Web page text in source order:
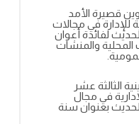
قصيرة الأمد
للإدارة في مجالات
لفائدة أعوان
المحلية والمنشآت
الثالثة عشر
في مجال
بعنوان سنة